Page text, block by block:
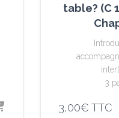
table? (C
3
3,00€ TTC